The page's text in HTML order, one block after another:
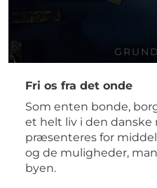
Fri os fra det onde
Som enten bonde,
et helt liv i den danske
præsenteres for
og de muligheder,
byen.